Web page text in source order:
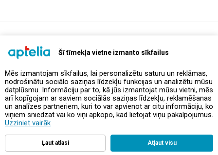
Šī tīmekļa vietne izmanto sīkfailus
Mēs izmantojam sīkfailus, lai personalizētu saturu un reklāmas,
nodrošinātu sociālo saziņas līdzekļu funkcijas un analizētu mūsu
datplūsmu. Informāciju par to, kā jūs izmantojat mūsu vietni, mēs
arī kopīgojam ar saviem sociālās saziņas līdzekļu, reklamēšanas
un analīzes partneriem, kuri to var apvienot ar citu informāciju, ko
viņiem sniedzat vai ko viņi apkopo, kad lietojat viņu pakalpojumus.
Uzziniet vairāk
Ļaut atlasi Atļaut visu
Предложения и акции
Контакты